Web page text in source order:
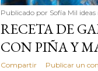
Publicado por Sofía Mil
RECETA DE
CON PIÑA Y
Compartir Publicar un